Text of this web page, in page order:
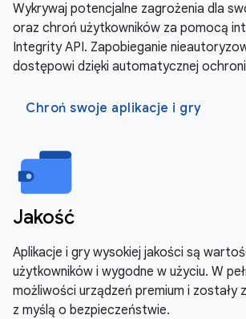
Wykrywaj potencjalne zagrożenia dla
oraz chroń użytkowników za pomocą
Integrity API. Zapobieganie
dostępowi dzięki automatycznej
Chroń swoje aplikacje i gry
Jakość
Aplikacje i gry wysokiej jakości są
użytkowników i wygodne w użyciu. W
możliwości urządzeń premium i zostały
z myślą o bezpieczeństwie.